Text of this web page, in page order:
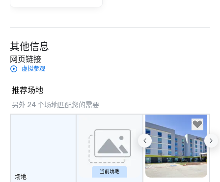
其他信息
网页链接
虚拟参观
推荐场地
另外 24 个场地匹配您的需要
场地
当前场地